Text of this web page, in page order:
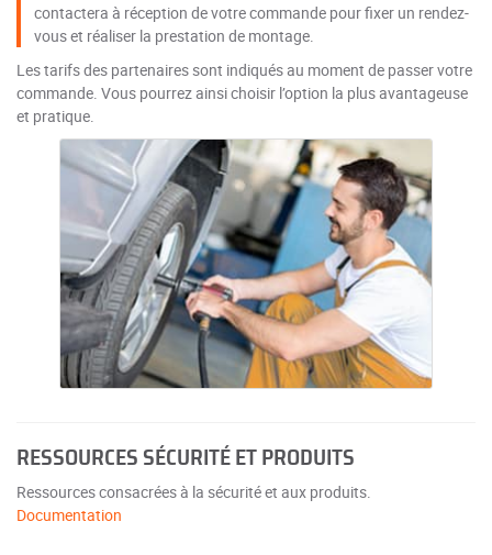
contactera à réception de votre commande pour fixer un rendez-
vous et réaliser la prestation de montage.
Les tarifs des partenaires sont indiqués au moment de passer votre
commande. Vous pourrez ainsi choisir l’option la plus avantageuse
et pratique.
RESSOURCES SÉCURITÉ ET PRODUITS
Ressources consacrées à la sécurité et aux produits.
Documentation